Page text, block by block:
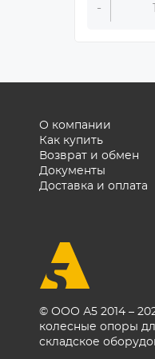
-
© ООО А5 2014 –
колесные опоры
складское
О компании
Как купить
Возврат и обмен
Документы
Доставка и оплата